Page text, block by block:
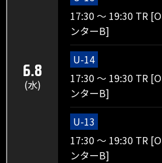
6.8
(水)
17:30 ～ 19:30 TR
ンターB]
U-14
17:30 ～ 19:30 TR
ンターB]
U-13
17:30 ～ 19:30 TR
ンターB]